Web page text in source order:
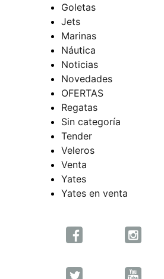
Goletas
Jets
Marinas
Náutica
Noticias
Novedades
OFERTAS
Regatas
Sin categoría
Tender
Veleros
Venta
Yates
Yates en venta